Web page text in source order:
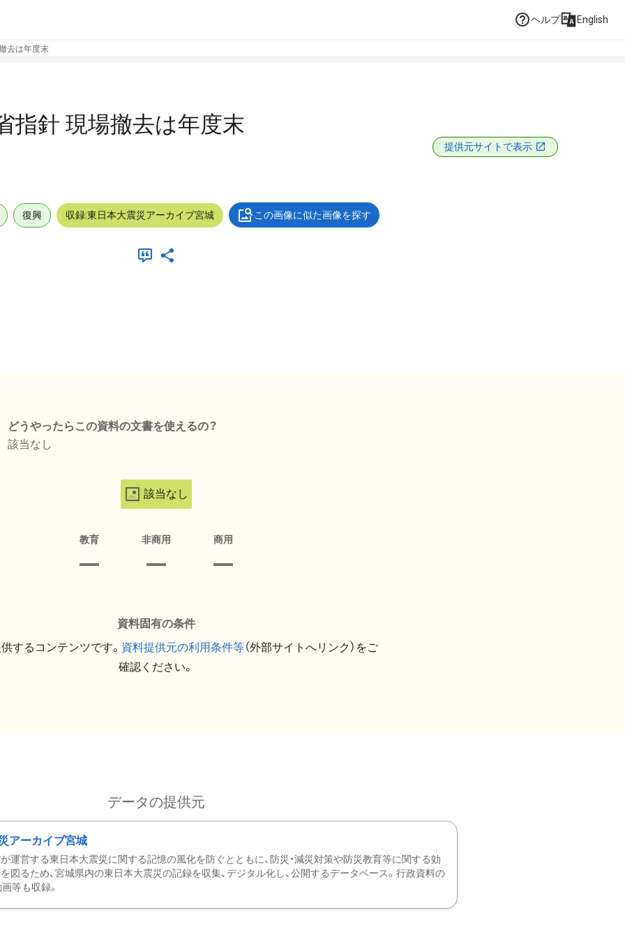
ヘルプ English
去は年度末
指針 現場撤去は年度末
提供元サイトで表示
復興 収録:東日本大震災アーカイブ宮城 この画像に似た画像を探す
どうやったらこの資料の文書を使えるの？
該当なし
該当なし
教育 非商用 商用
資料固有の条件
するコンテンツです。 資料提供元の利用条件等（外部サイトへリンク）をご
確認ください。
データの提供元
アーカイブ宮城
運営する東日本大震災に関する記憶の風化を防ぐとともに、防災・減災対策や防災教育等に関する効
図るため、宮城県内の東日本大震災の記録を収集、デジタル化し、公開するデータベース。行政資料の
等も収録。